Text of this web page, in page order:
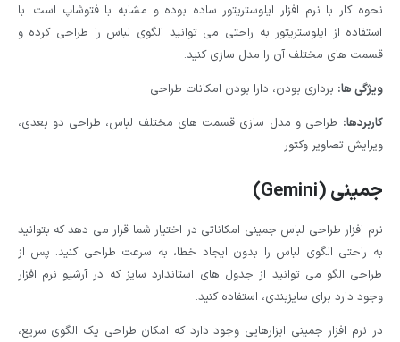
نحوه کار با نرم افزار ایلوستریتور ساده بوده و مشابه با فتوشاپ است. با
استفاده از ایلوستریتور به راحتی می توانید الگوی لباس را طراحی کرده و
قسمت های مختلف آن را مدل سازی کنید.
ویژگی ها: برداری بودن، دارا بودن امکانات طراحی
کاربردها: طراحی و مدل سازی قسمت های مختلف لباس، طراحی دو بعدی،
ویرایش تصاویر وکتور
جمینی (Gemini)
نرم افزار طراحی لباس جمینی امکاناتی در اختیار شما قرار می دهد که بتوانید
به راحتی الگوی لباس را بدون ایجاد خطا، به سرعت طراحی کنید. پس از
طراحی الگو می توانید از جدول های استاندارد سایز که در آرشیو نرم افزار
وجود دارد برای سایزبندی، استفاده کنید.
در نرم افزار جمینی ابزارهایی وجود دارد که امکان طراحی یک الگوی سریع،